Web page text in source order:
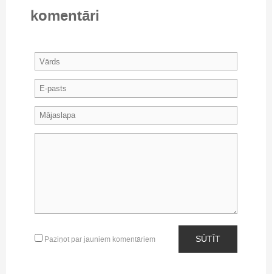
komentāri
Paziņot par jauniem komentāriem SŪTĪT